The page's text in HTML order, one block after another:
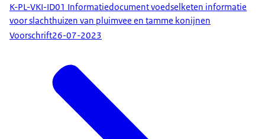
K-PL-VKI-ID01 Informatiedocument voedselketen informatie
voor slachthuizen van pluimvee en tamme konijnen
Voorschrift26-07-2023